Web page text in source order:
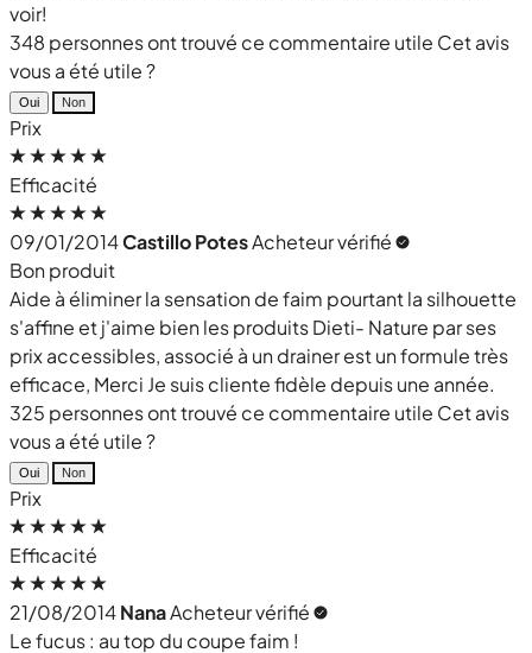
voir!
348 personnes ont trouvé ce commentaire utile Cet avis
vous a été utile ?
Oui Non
Prix
Efficacité
09/01/2014Castillo PotesAcheteur vérifié
Bon produit
Aide à éliminer la sensation de faim pourtant la silhouette
s'affine et j'aime bien les produits Dieti- Nature par ses
prix accessibles, associé à un drainer est un formule très
efficace, Merci Je suis cliente fidèle depuis une année.
325 personnes ont trouvé ce commentaire utile Cet avis
vous a été utile ?
Oui Non
Prix
Efficacité
21/08/2014NanaAcheteur vérifié
Le fucus : au top du coupe faim !